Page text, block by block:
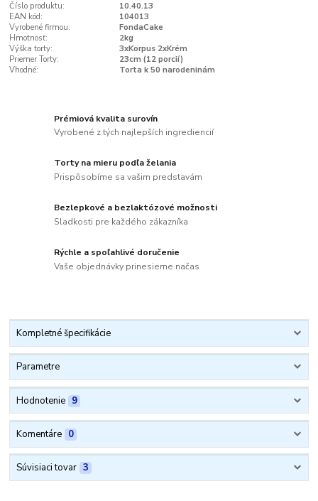
Číslo produktu:
10.40.13
EAN kód:
104013
Vyrobené firmou:
FondaCake
Hmotnosť:
2kg
Výška torty:
3xKorpus 2xKrém
Priemer Torty:
23cm (12 porcií)
Vhodné:
Torta k 50 narodeninám
Prémiová kvalita surovín
Vyrobené z tých najlepších ingrediencií
Torty na mieru podľa želania
Prispôsobíme sa vašim predstavám
Bezlepkové a bezlaktózové možnosti
Sladkosti pre každého zákazníka
Rýchle a spoľahlivé doručenie
Vaše objednávky prinesieme načas
Kompletné špecifikácie
Parametre
Hodnotenie 9
Komentáre 0
Súvisiaci tovar 3